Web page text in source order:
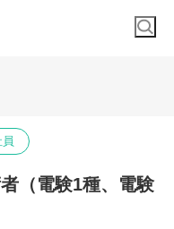
（電験1種、電験